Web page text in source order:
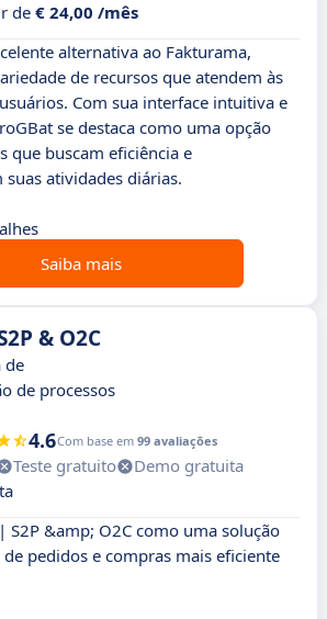
de € 24,00 /mês
alternativa ao Fakturama,
de recursos que atendem às
Com sua interface intuitiva e
se destaca como uma opção
que buscam eficiência e
atividades diárias.
Saiba mais
& O2C
de
de processos
4.6Com base em 99 avaliações
Teste gratuito
Demo gratuita
S2P &amp; O2C como uma solução
pedidos e compras mais eficiente